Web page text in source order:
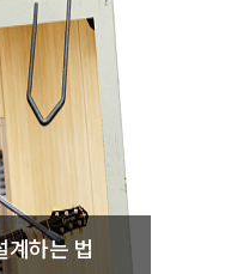
계하는 법